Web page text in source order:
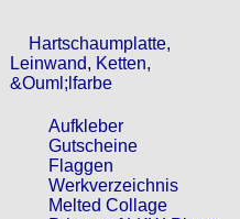
Hartschaumplatte,
Leinwand, Ketten,
&Ouml;lfarbe
Aufkleber
Gutscheine
Flaggen
Werkverzeichnis
Melted Collage